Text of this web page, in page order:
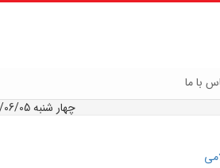
با ما
چهار شنبه 1404/06/05